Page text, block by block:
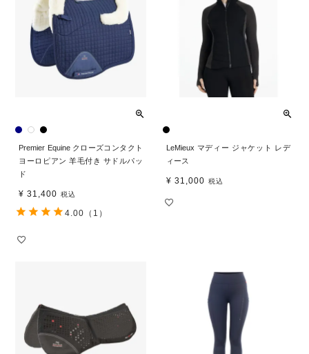
Premier Equine クローズコンタクト
ヨーロピアン 羊毛付き サドルパッ
ド
¥ 31,400 税込
4.00 （1）
LeMieux マディー ジャケット レデ
ィース
¥ 31,000 税込